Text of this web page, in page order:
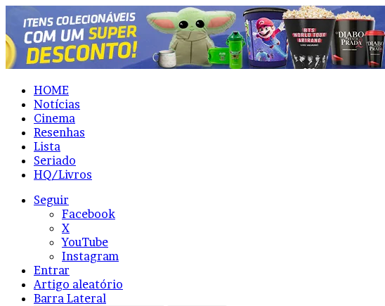
HOME
Notícias
Cinema
Resenhas
Lista
Seriado
HQ/Livros
Seguir
Facebook
X
YouTube
Instagram
Entrar
Artigo aleatório
Barra Lateral